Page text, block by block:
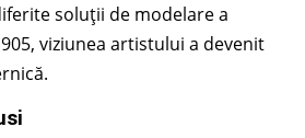
soluții de modelare a
viziunea artistului a devenit